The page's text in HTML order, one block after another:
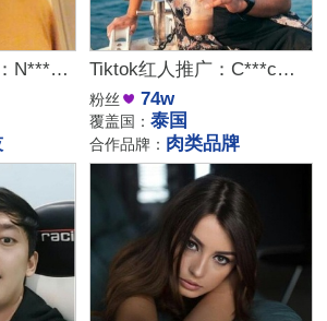
YouTube红人推广：N***h｜法国 科技 Tiktok红人推广：C***c｜泰国 生活
粉丝 74w
覆盖国：泰国
合作品牌： 肉类品牌